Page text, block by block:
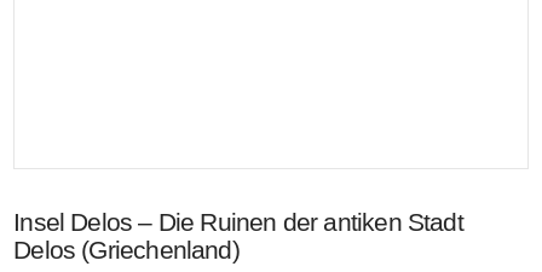
Insel Delos – Die Ruinen der antiken Stadt
Delos (Griechenland)